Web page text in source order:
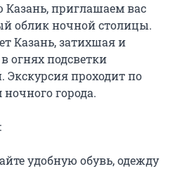
приглашаем вас
облик ночной столицы.
Казань, затихшая и
огнях подсветки
Экскурсия проходит по
города.
удобную обувь, одежду